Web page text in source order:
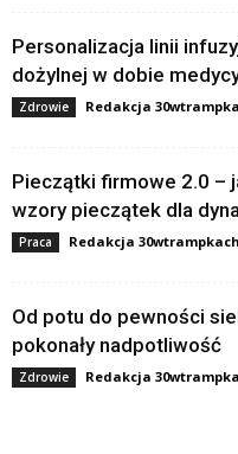
Personalizacja linii
dożylnej w dobie
Zdrowie Redakcja
Pieczątki firmowe 2.0 –
wzory pieczątek dla
Praca Redakcja
Od potu do pewności
pokonały nadpotliwość
Zdrowie Redakcja